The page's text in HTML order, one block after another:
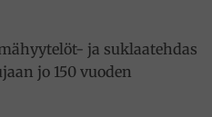
ja suklaatehdas
jo 150 vuoden